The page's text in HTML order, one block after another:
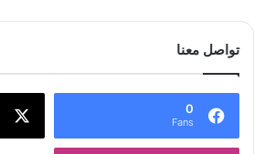
تواصل معنا
0
Fans